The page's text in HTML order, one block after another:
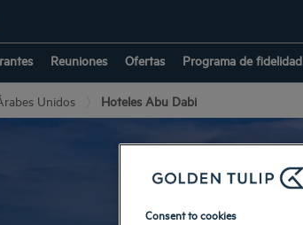
Reuniones Ofertas Programa de fidelidad
Unidos Hoteles Abu Dabi
Consent to cookies